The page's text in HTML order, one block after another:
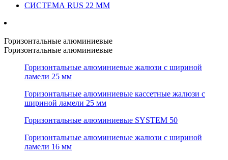
СИСТЕМА RUS 22 ММ
Горизонтальные алюминиевые
Горизонтальные алюминиевые
Горизонтальные алюминиевые жалюзи с шириной
ламели 25 мм
Горизонтальные алюминиевые кассетные жалюзи с
шириной ламели 25 мм
Горизонтальные алюминиевые SYSTEM 50
Горизонтальные алюминиевые жалюзи с шириной
ламели 16 мм